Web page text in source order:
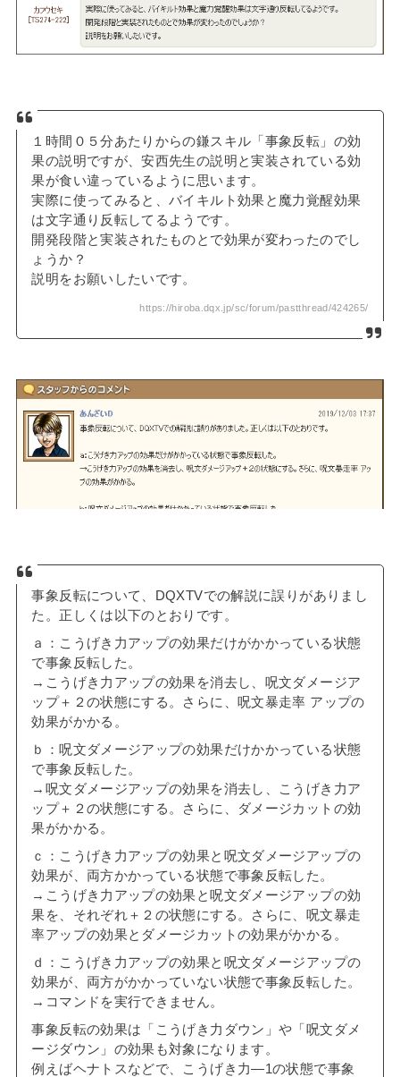
１時間０５分あたりからの鎌スキル「事象反転」の効
果の説明ですが、安西先生の説明と実装されている効
果が食い違っているように思います。
実際に使ってみると、バイキルト効果と魔力覚醒効果
は文字通り反転してるようです。
開発段階と実装されたものとで効果が変わったのでし
ょうか？
説明をお願いしたいです。
https://hiroba.dqx.jp/sc/forum/pastthread/424265/
事象反転について、DQXTVでの解説に誤りがありまし
た。正しくは以下のとおりです。
ａ：こうげき力アップの効果だけがかかっている状態
で事象反転した。
→こうげき力アップの効果を消去し、呪文ダメージア
ップ＋２の状態にする。さらに、呪文暴走率 アップの
効果がかかる。
ｂ：呪文ダメージアップの効果だけかかっている状態
で事象反転した。
→呪文ダメージアップの効果を消去し、こうげき力ア
ップ＋２の状態にする。さらに、ダメージカットの効
果がかかる。
ｃ：こうげき力アップの効果と呪文ダメージアップの
効果が、両方かかっている状態で事象反転した。
→こうげき力アップの効果と呪文ダメージアップの効
果を、それぞれ＋２の状態にする。さらに、呪文暴走
率アップの効果とダメージカットの効果がかかる。
ｄ：こうげき力アップの効果と呪文ダメージアップの
効果が、両方がかかっていない状態で事象反転した。
→コマンドを実行できません。
事象反転の効果は「こうげき力ダウン」や「呪文ダメ
ージダウン」の効果も対象になります。
例えばヘナトスなどで、こうげき力―1の状態で事象